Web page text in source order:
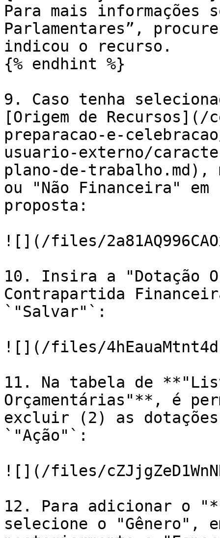
Para mais informações
Parlamentares”,
indicou o recurso.
{% endhint %}
9. Caso tenha
[Origem de
preparacao-e-
usuario-externo/
plano-de-trabalho.md),
ou "Não Financeira"
proposta:
![](/files/
10. Insira a "Dotação
Contrapartida
`"Salvar"`:
![](/files/
11. Na tabela de
Orçamentárias"**, é
excluir (2) as
`"Ação"`:
![](/files/
12. Para adicionar o
selecione o "Gênero",